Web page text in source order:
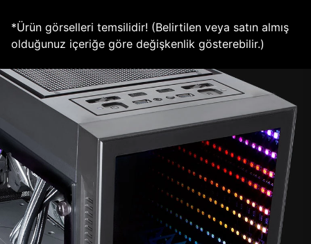
*Ürün görselleri temsilidir! (Belirtilen veya satın almış
olduğunuz içeriğe göre değişkenlik gösterebilir.)